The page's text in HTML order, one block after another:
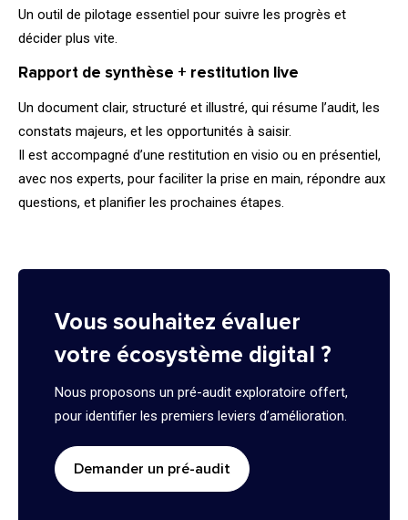
Un outil de pilotage essentiel pour suivre les progrès et
décider plus vite.
Rapport de synthèse + restitution live
Un document clair, structuré et illustré, qui résume l’audit, les
constats majeurs, et les opportunités à saisir.
Il est accompagné d’une restitution en visio ou en présentiel,
avec nos experts, pour faciliter la prise en main, répondre aux
questions, et planifier les prochaines étapes.
Vous souhaitez évaluer
votre écosystème digital ?
Nous proposons un pré-audit exploratoire offert,
pour identifier les premiers leviers d’amélioration.
Demander un pré-audit